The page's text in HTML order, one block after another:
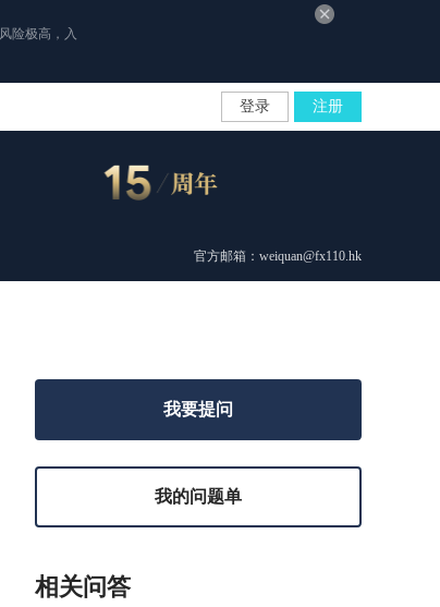
险极高，入
登录 注册
官方邮箱：weiquan@fx110.hk
我要提问
我的问题单
相关问答